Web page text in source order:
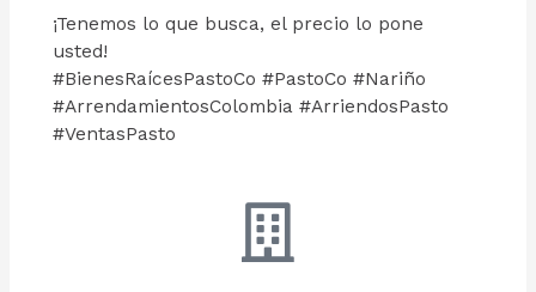
¡Tenemos lo que busca, el precio lo pone
usted!
#BienesRaícesPastoCo #PastoCo #Nariño
#ArrendamientosColombia #ArriendosPasto
#VentasPasto